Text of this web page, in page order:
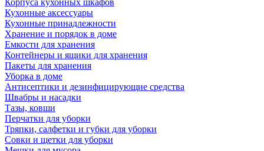
Корпуса кухонных шкафов
Кухонные аксессуары
Кухонные принадлежности
Хранение и порядок в доме
Емкости для хранения
Контейнеры и ящики для хранения
Пакеты для хранения
Уборка в доме
Антисептики и дезинфицирующие средства
Швабры и насадки
Тазы, ковши
Перчатки для уборки
Тряпки, салфетки и губки для уборки
Совки и щетки для уборки